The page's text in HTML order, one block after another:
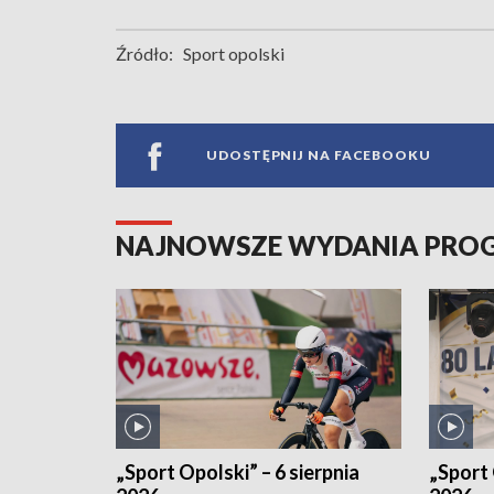
Źródło: Sport opolski
UDOSTĘPNIJ NA FACEBOOKU
NAJNOWSZE WYDANIA
„Sport Opolski” – 6 sierpnia
„Sport